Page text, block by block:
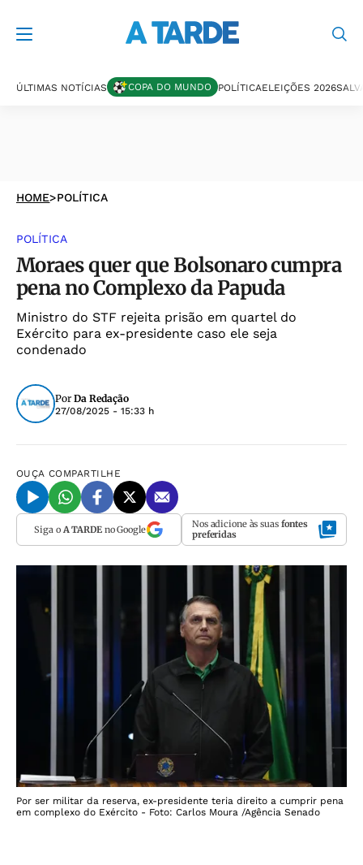
ÚLTIMAS NOTÍCIAS COPA DO MUNDO POLÍTICAELEIÇÕES 2026
HOME>POLÍTICA
POLÍTICA
Moraes quer que Bolsonaro cumpra
pena no Complexo da Papuda
Ministro do STF rejeita prisão em quartel do
Exército para ex-presidente caso ele seja
condenado
Por Da Redação
27/08/2025 - 15:33 h
OUÇA COMPARTILHE
Siga o A TARDEno Google Nos adicione às suas fontes
preferidas
Por ser militar da reserva, ex-presidente teria direito a cumprir pena
em complexo do Exército - Foto: Carlos Moura /Agência Senado